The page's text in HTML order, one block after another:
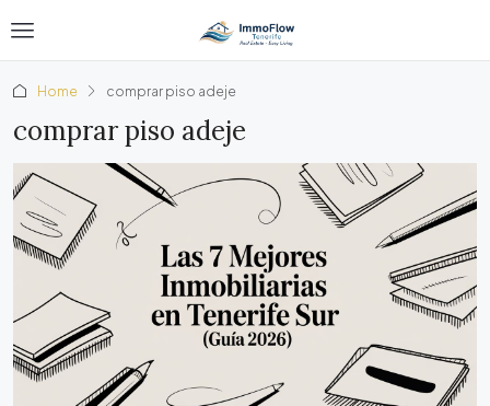
Home comprar piso adeje
comprar piso adeje